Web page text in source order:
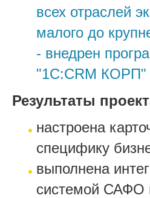
всех отраслей
малого до
- внедрен
"1С:CRM КОРП"
Результаты
настроена
специфику
выполнена
системой САФО